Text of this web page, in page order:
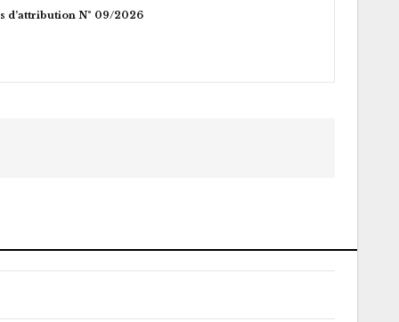
d’attribution N° 09/2026